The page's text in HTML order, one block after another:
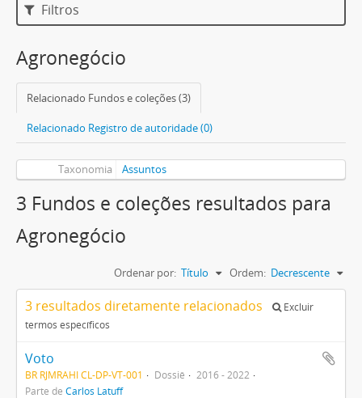
Filtros
Agronegócio
Relacionado Fundos e coleções (3)
Relacionado Registro de autoridade (0)
Taxonomia Assuntos
3 Fundos e coleções resultados para
Agronegócio
Ordenar por: Título Ordem: Decrescente
3 resultados diretamente relacionados
Excluir
termos específicos
Voto
BR RJMRAHI CL-DP-VT-001 Dossiê
2016 - 2022
Parte de Carlos Latuff